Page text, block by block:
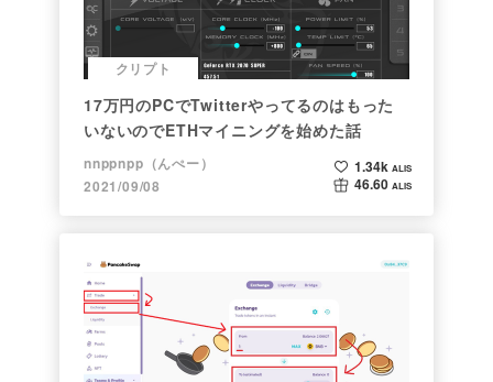
クリプト
17万円のPCでTwitterやってるのはもった
いないのでETHマイニングを始めた話
nnppnpp（んぺー）
2021/09/08
1.34k ALIS
46.60 ALIS